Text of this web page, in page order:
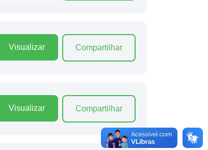
Visualizar Compartilhar
Visualizar Compartilhar